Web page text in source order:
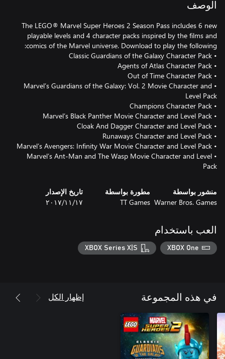
الوصف
The LEGO® Marvel Super Heroes 2 Season Pass includes 6 new
playable levels and 4 character packs inspired by the films and
• Marvel’s Guardians of the Galaxy: Vol. 2 Movie Character and
• Marvel’s Ant-Man and The Wasp Movie Character and Level
Pack
منشور بواسطة
Warner Bros. Games
مطورة بواسطة
TT Games
تاريخ الإصدار
١٧‏/١١‏/٢٠١٧
العب باستخدام
XBOX One
XBOX Series X|S
في هذه المجموعة إظهار الكل